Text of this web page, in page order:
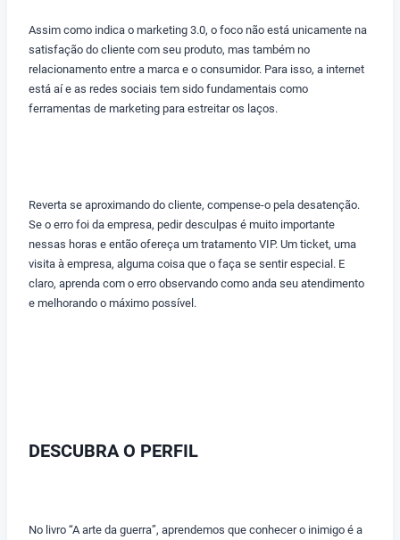
Assim como indica o marketing 3.0, o foco não está unicamente na
satisfação do cliente com seu produto, mas também no
relacionamento entre a marca e o consumidor. Para isso, a internet
está aí e as redes sociais tem sido fundamentais como
ferramentas de marketing para estreitar os laços.
Reverta se aproximando do cliente, compense-o pela desatenção.
Se o erro foi da empresa, pedir desculpas é muito importante
nessas horas e então ofereça um tratamento VIP. Um ticket, uma
visita à empresa, alguma coisa que o faça se sentir especial. E
claro, aprenda com o erro observando como anda seu atendimento
e melhorando o máximo possível.
DESCUBRA O PERFIL
No livro “A arte da guerra”, aprendemos que conhecer o inimigo é a